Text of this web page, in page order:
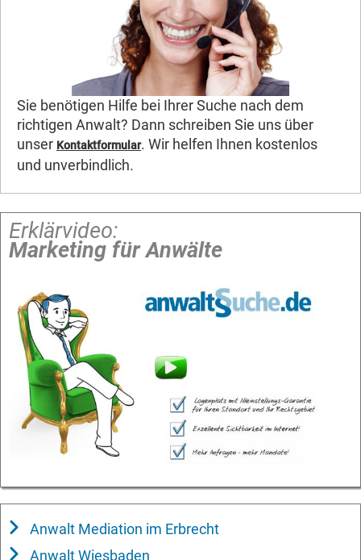
Sie benötigen Hilfe bei Ihrer Suche nach dem
richtigen Anwalt? Dann schreiben Sie uns über
unser Kontaktformular. Wir helfen Ihnen kostenlos
und unverbindlich.
Erklärvideo:
Marketing für Anwälte
Anwalt Mediation im Erbrecht
Anwalt Wiesbaden